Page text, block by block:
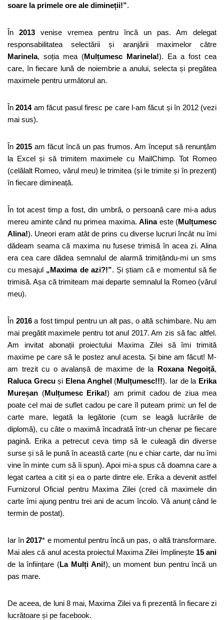
soare la primele ore ale dimineții!”.
În 2013 venise vremea pentru încă un pas. Am delegat
responsabilitatea selectării și aranjării maximelor către
Marinela, soția mea (Mulțumesc Marinela!). Ea a fost cea
care, în fiecare lună de noiembrie a anului, selecta și pregătea
maximele pentru următorul an.
În2014am făcut pasul firesc pe care l-am făcut și în 2012 (vezi
mai sus).
În 2015 am făcut încă un pas frumos. Am început să renunțăm
la Excel și să trimitem maximele cu MailChimp. Tot Romeo
(celălalt Romeo, vărul meu) le trimitea (și le trimite și în prezent)
în fiecare dimineață.
În tot acest timp a fost, din umbră, o persoană care mi-a adus
mereu aminte când nu primea maxima. Alina este (Mulțumesc
Alina!). Uneori eram atât de prins cu diverse lucruri încât nu îmi
dădeam seama că maxima nu fusese trimisă în acea zi. Alina
era cea care dădea semnalul de alarmă trimițându-mi un sms
cu mesajul „Maxima de azi?!”. Și știam că e momentul să fie
trimisă. Așa că trimiteam mai departe semnalul la Romeo (vărul
meu).
În 2016a fost timpul pentru un alt pas, o altă schimbare. Nu am
mai pregătit maximele pentru tot anul 2017. Am zis să fac altfel.
Am invitat abonații proiectului Maxima Zilei să îmi trimită
maxime pe care să le postez anul acesta. Și bine am făcut! M-
am trezit cu o avalanșă de maxime de la Roxana Negoiță,
Raluca Grecuși Elena Anghel(Mulțumesc!!!). Iar de la Erika
Mureșan (Mulțumesc Erika!) am primit cadou de ziua mea
poate cel mai de suflet cadou pe care îl puteam primi: un fel de
carte mare, legată la legătorie (cum se leagă lucrările de
diplomă), cu câte o maximă încadrată într-un chenar pe fiecare
pagină. Erika a petrecut ceva timp să le culeagă din diverse
surse și să le pună în această carte (nu e chiar carte, dar nu îmi
vine în minte cum să îi spun). Apoi mi-a spus că doamna care a
legat cartea a citit și ea o parte dintre ele. Erika a devenit astfel
Furnizorul Oficial pentru Maxima Zilei (cred că maximele din
carte îmi ajung pentru trei ani de acum încolo. Vă anunț când le
termin de postat).
Iar în2017* e momentul pentru încă un pas, o altă transformare.
Mai ales că anul acesta proiectul Maxima Zilei împlinește 15 ani
de la înființare (La Mulți Ani!), un moment bun pentru încă un
pas mare.
De aceea, de luni 8 mai, Maxima Zilei va fi prezentă în fiecare zi
lucrătoare și pe facebook.